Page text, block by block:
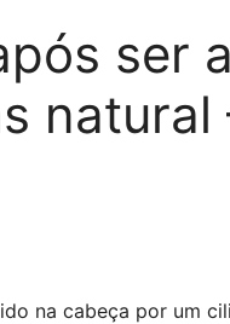
ser
natural
na cabeça por um